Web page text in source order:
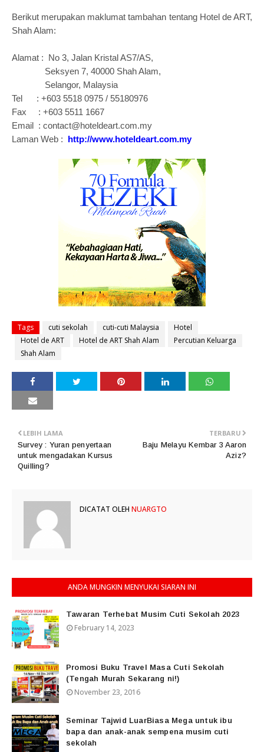
Berikut merupakan maklumat tambahan tentang Hotel de ART,
Shah Alam:
Alamat : No 3, Jalan Kristal AS7/AS,
Seksyen 7, 40000 Shah Alam,
Selangor, Malaysia
Tel : +603 5518 0975 / 55180976
Fax : +603 5511 1667
Email : contact@hoteldeart.com.my
Laman Web : http://www.hoteldeart.com.my
Tags cuti sekolah cuti-cuti Malaysia
Hotel
Hotel de ART
Hotel de ART Shah Alam
Percutian Keluarga
Shah Alam
TERBARU
Baju Melayu Kembar 3 Aaron
Aziz?
LEBIH LAMA
Survey : Yuran penyertaan
untuk mengadakan Kursus
Quilling?
DICATAT OLEH NUARGTO
ANDA MUNGKIN MENYUKAI SIARAN INI
Tawaran Terhebat Musim Cuti Sekolah 2023
February 14, 2023
Promosi Buku Travel Masa Cuti Sekolah
(Tengah Murah Sekarang ni!)
November 23, 2016
Seminar Tajwid LuarBiasa Mega untuk ibu
bapa dan anak-anak sempena musim cuti
sekolah